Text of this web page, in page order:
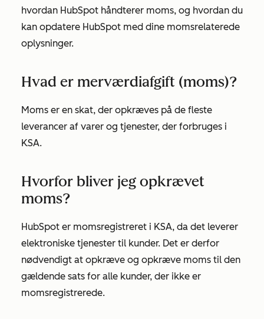
hvordan HubSpot håndterer moms, og hvordan du
kan opdatere HubSpot med dine momsrelaterede
oplysninger.
Hvad er merværdiafgift (moms)?
Moms er en skat, der opkræves på de fleste
leverancer af varer og tjenester, der forbruges i
KSA.
Hvorfor bliver jeg opkrævet
moms?
HubSpot er momsregistreret i KSA, da det leverer
elektroniske tjenester til kunder. Det er derfor
nødvendigt at opkræve og opkræve moms til den
gældende sats for alle kunder, der ikke er
momsregistrerede.